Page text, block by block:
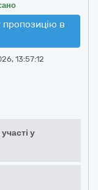
пропозицію в
13:57:12
у